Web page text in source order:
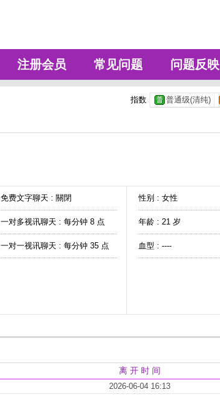
注册会员 常见问题 问题反映
指数 普通级(清纯)
免费文字聊天 : 關閉
一对多视讯聊天 : 每分钟 8 点
一对一视讯聊天 : 每分钟 35 点
性别 : 女性
年龄 : 21 岁
血型 : ----
离 开 时 间
2026-06-04 16:13